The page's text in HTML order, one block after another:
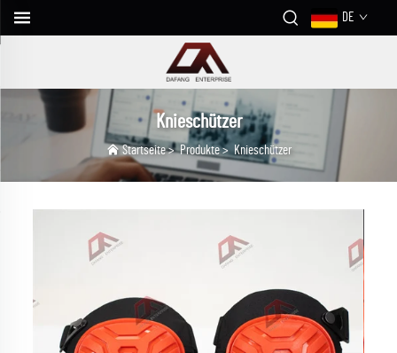
DE
Knieschützer
Startseite>Produkte>Knieschützer